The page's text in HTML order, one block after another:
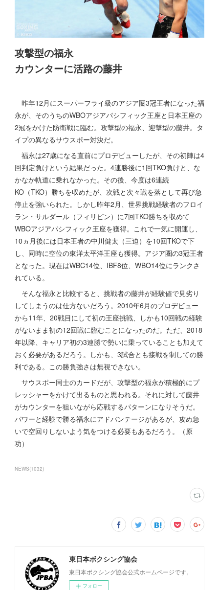
攻撃型の福永
カウンターに活路の藤井
昨年12月にスーパーフライ級のアジア圏3冠王者になった福
永が、そのうちのWBOアジアパシフィック王座と日本王座の
2冠をかけた防衛戦に臨む。攻撃型の福永、迎撃型の藤井。タ
イプの異なるサウスポー対決だ。
福永は27歳になる直前にプロデビューしたが、その初陣は4
回判定負けという結果だった。4連勝後に1回TKO負けと、な
かなか軌道に乗れなかった。その後、今度は6連続
KO（TKO）勝ちを収めたが、次戦と次々戦を落として再び急
停止を強いられた。しかし昨年2月、世界挑戦経験者のフロイ
ラン・サルダール（フィリピン）に7回TKO勝ちを収めて
WBOアジアパシフィック王座を獲得。これで一気に開運し、
10ヵ月後には日本王者の中川健太（三迫）を10回TKOで下
し、同時に空位の東洋太平洋王座も獲得。アジア圏の3冠王者
となった。現在はWBC14位、IBF8位、WBO14位にランクさ
れている。
そんな福永と比較すると、挑戦者の藤井が経験値で見劣り
してしまうのは仕方ないだろう。2010年6月のプロデビュー
から11年、20戦目にして初の王座挑戦、しかも10回戦の経験
がないまま初の12回戦に臨むことになったのだ。ただ、2018
年以降、キャリア初の3連勝で勢いに乗っていることも加えて
おく必要があるだろう。しかも、3試合とも接戦を制しての勝
利である。この勝負強さは無視できない。
サウスポー同士のカードだが、攻撃型の福永が積極的にプ
レッシャーをかけて出るものと思われる。それに対して藤井
がカウンターを狙いながら応戦するパターンになりそうだ。
パワーと経験で勝る福永にアドバンテージがあるが、攻め急
いで空回りしないよう気をつける必要もあるだろう。（原
功）
NEWS(1032)
東日本ボクシング協会
東日本ボクシング協会公式ホームページです。
フォロー